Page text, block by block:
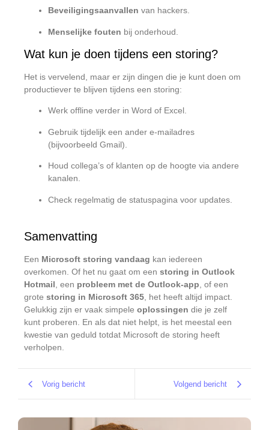
Beveiligingsaanvallen van hackers.
Menselijke fouten bij onderhoud.
Wat kun je doen tijdens een storing?
Het is vervelend, maar er zijn dingen die je kunt doen om
productiever te blijven tijdens een storing:
Werk offline verder in Word of Excel.
Gebruik tijdelijk een ander e-mailadres
(bijvoorbeeld Gmail).
Houd collega’s of klanten op de hoogte via andere
kanalen.
Check regelmatig de statuspagina voor updates.
Samenvatting
Een Microsoft storing vandaag kan iedereen
overkomen. Of het nu gaat om een storing in Outlook
Hotmail , een probleem met de Outlook-app , of een
grote storing in Microsoft 365 , het heeft altijd impact.
Gelukkig zijn er vaak simpele oplossingen die je zelf
kunt proberen. En als dat niet helpt, is het meestal een
kwestie van geduld totdat Microsoft de storing heeft
verholpen.
Vorig bericht Volgend bericht